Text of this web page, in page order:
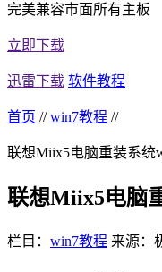
完美兼容市面所有主板
立即下载
迅雷下载 软件教程
首页 // win7教程 //
联想Miix5电脑重装系统
联想Miix5电脑
栏目： win7教程 来源：